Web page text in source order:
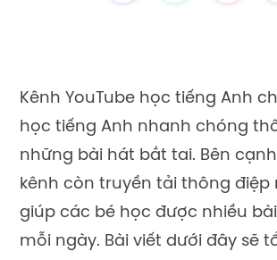
Kênh YouTube học tiếng Anh
học tiếng Anh nhanh chóng
những bài hát bắt tai. Bên
kênh còn truyền tải thông điệp
giúp các bé học được nhiều
mỗi ngày. Bài viết dưới đây sẽ